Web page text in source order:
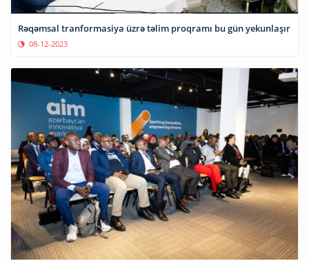
Rəqəmsal tranformasiya üzrə təlim proqramı bu gün yekunlaşır
08-12-2023